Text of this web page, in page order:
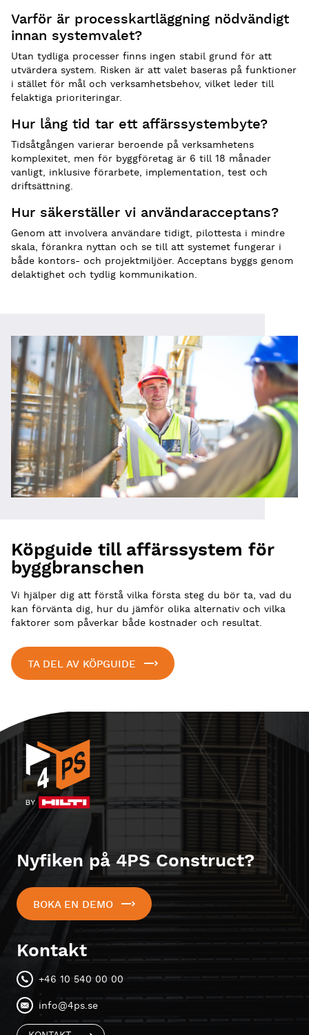
Varför är processkartläggning nödvändigt
innan systemvalet?
Utan tydliga processer finns ingen stabil grund för att
utvärdera system. Risken är att valet baseras på funktioner
i stället för mål och verksamhetsbehov, vilket leder till
felaktiga prioriteringar.
Hur lång tid tar ett affärssystembyte?
Tidsåtgången varierar beroende på verksamhetens
komplexitet, men för byggföretag är 6 till 18 månader
vanligt, inklusive förarbete, implementation, test och
driftsättning.
Hur säkerställer vi användaracceptans?
Genom att involvera användare tidigt, pilottesta i mindre
skala, förankra nyttan och se till att systemet fungerar i
både kontors- och projektmiljöer. Acceptans byggs genom
delaktighet och tydlig kommunikation.
Köpguide till affärssystem för
byggbranschen
Vi hjälper dig att förstå vilka första steg du bör ta, vad du
kan förvänta dig, hur du jämför olika alternativ och vilka
faktorer som påverkar både kostnader och resultat.
TA DEL AV KÖPGUIDE
Nyfiken på 4PS Construct?
BOKA EN DEMO
Kontakt
+46 10 540 00 00
info@4ps.se